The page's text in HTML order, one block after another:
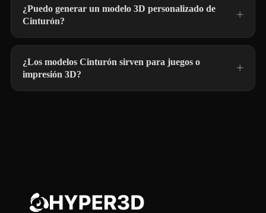
¿Puedo generar un modelo 3D personalizado de
Cinturón?
¿Los modelos Cinturón sirven para juegos o
impresión 3D?